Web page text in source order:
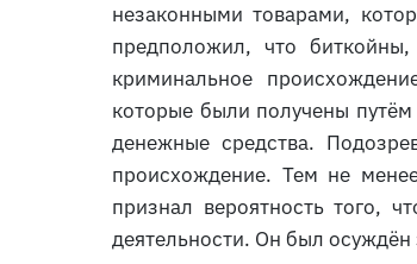
незаконными товарами,
предположил, что
криминальное
которые были получены
денежные средства.
происхождение. Тем не
признал вероятность того,
деятельности. Он был осуждён